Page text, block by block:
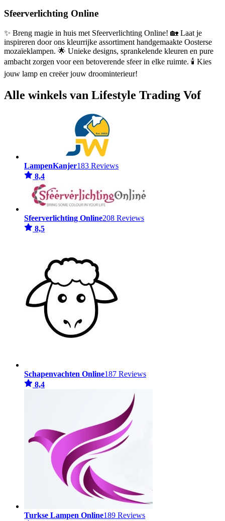
Sfeerverlichting Online
✨ Breng magie in huis met Sfeerverlichting Online! 🏡 Laat je
inspireren door ons kleurrijke assortiment handgemaakte Oosterse
mozaïeklampen. 🌟 Unieke designs, sprankelende kleuren en pure
ambacht zorgen voor een betoverende sfeer in elke ruimte. 🕯️ Kies
jouw lamp en creëer jouw droominterieur!
Alle winkels van Lifestyle Trading Vof
LampenKanjer183 Reviews
8,4
Sfeerverlichting Online208 Reviews
8,5
Schapenvachten Online187 Reviews
8,4
Turkse Lampen Online189 Reviews